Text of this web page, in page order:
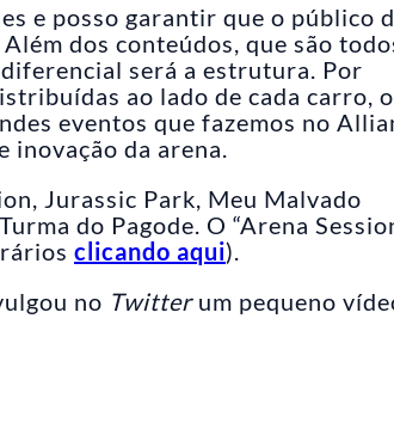
e posso garantir que o público
dos conteúdos, que são
será a estrutura. Por
ao lado de cada carro,
eventos que fazemos no
inovação da arena.
Jurassic Park, Meu Malvado
do Pagode. O “Arena
clicando aqui).
no Twitterum pequeno